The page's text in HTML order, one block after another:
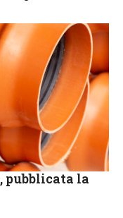
pubblicata la